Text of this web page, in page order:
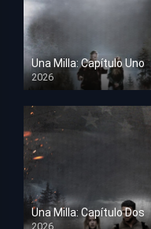
Una Milla: Capítulo Uno
2026
HD 1080p
Una Milla: Capítulo Dos
2026